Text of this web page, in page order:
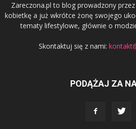
Zareczona.pl to blog prowadzony
kobietkę a już wkrótce żonę swojego
tematy lifestylowe, głównie o
Skontaktuj się z nami:
PODĄŻAJ ZA